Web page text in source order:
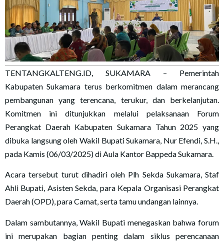
TENTANGKALTENG.ID, SUKAMARA – Pemerintah
Kabupaten Sukamara terus berkomitmen dalam merancang
pembangunan yang terencana, terukur, dan berkelanjutan.
Komitmen ini ditunjukkan melalui pelaksanaan Forum
Perangkat Daerah Kabupaten Sukamara Tahun 2025 yang
dibuka langsung oleh Wakil Bupati Sukamara, Nur Efendi, S.H.,
pada Kamis (06/03/2025) di Aula Kantor Bappeda Sukamara.
Acara tersebut turut dihadiri oleh Plh Sekda Sukamara, Staf
Ahli Bupati, Asisten Sekda, para Kepala Organisasi Perangkat
Daerah (OPD), para Camat, serta tamu undangan lainnya.
Dalam sambutannya, Wakil Bupati menegaskan bahwa forum
ini merupakan bagian penting dalam siklus perencanaan